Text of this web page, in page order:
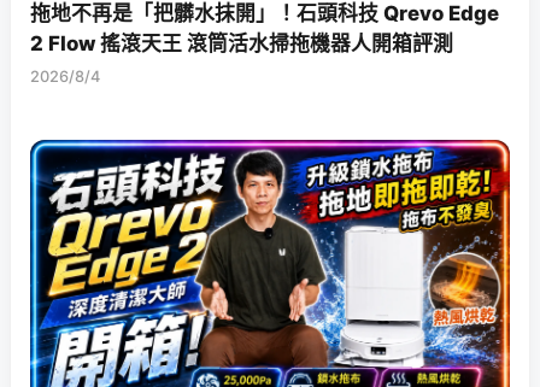
拖地不再是「把髒水抹開」！石頭科技 Qrevo Edge
2 Flow 搖滾天王 滾筒活水掃拖機器人開箱評測
2026/8/4